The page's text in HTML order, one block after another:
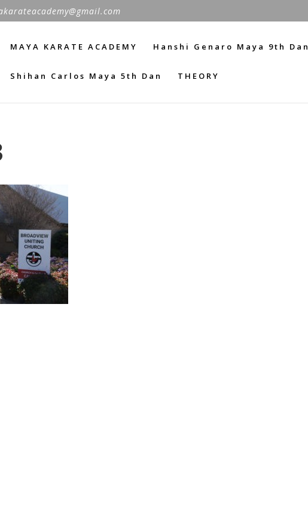
MAYA KARATE ACADEMY Hanshi Genaro Maya 9th Dan
Shihan Carlos Maya 5th Dan THEORY